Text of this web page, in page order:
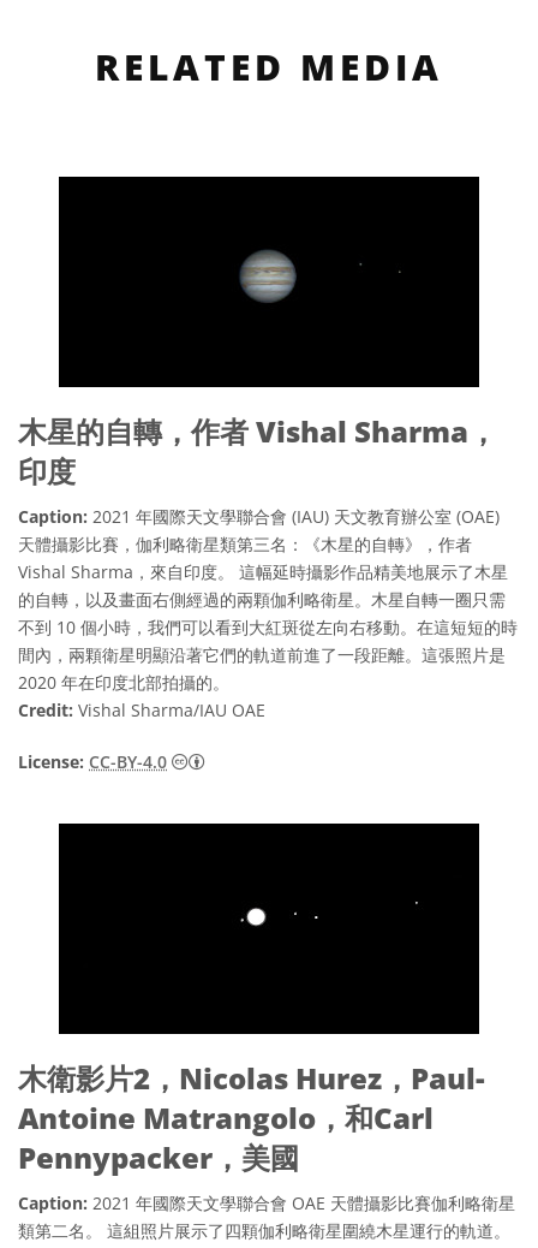
RELATED MEDIA
木星的自轉，作者 Vishal Sharma，
印度
Caption: 2021 年國際天文學聯合會 (IAU) 天文教育辦公室 (OAE)
天體攝影比賽，伽利略衛星類第三名：《木星的自轉》，作者
Vishal Sharma，來自印度。 這幅延時攝影作品精美地展示了木星
的自轉，以及畫面右側經過的兩顆伽利略衛星。木星自轉一圈只需
不到 10 個小時，我們可以看到大紅斑從左向右移動。在這短短的時
間內，兩顆衛星明顯沿著它們的軌道前進了一段距離。這張照片是
2020 年在印度北部拍攝的。
Credit: Vishal Sharma/IAU OAE
License: CC-BY-4.0 Creative Commons 姓名標示 4.0 國際 (CC
木衛影片2，Nicolas Hurez，Paul-
Antoine Matrangolo，和Carl
Pennypacker，美國
Caption: 2021 年國際天文學聯合會 OAE 天體攝影比賽伽利略衛星
類第二名。 這組照片展示了四顆伽利略衛星圍繞木星運行的軌道。